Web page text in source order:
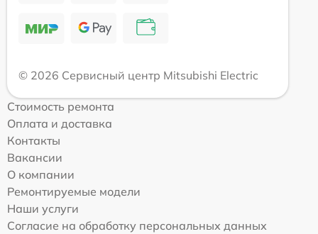
© 2026 Сервисный центр Mitsubishi Electric
Стоимость ремонта
Оплата и доставка
Контакты
Вакансии
О компании
Ремонтируемые модели
Наши услуги
Согласие на обработку персональных данных